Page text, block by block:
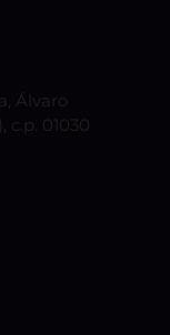
Álvaro
c.p. 01030